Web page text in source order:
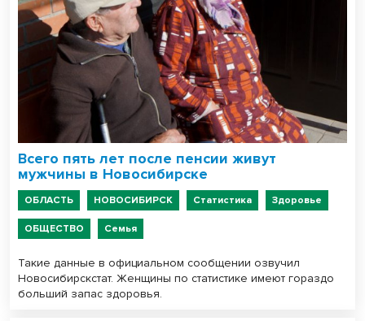
Всего пять лет после пенсии живут
мужчины в Новосибирске
ОБЛАСТЬ НОВОСИБИРСК Статистика Здоровье
ОБЩЕСТВО Семья
Такие данные в официальном сообщении озвучил
Новосибирскстат. Женщины по статистике имеют гораздо
больший запас здоровья.